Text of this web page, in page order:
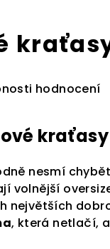
hodnocení
nesmí
volnější
největších
, která netlačí,